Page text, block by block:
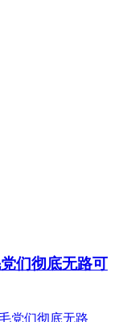
们彻底无路可